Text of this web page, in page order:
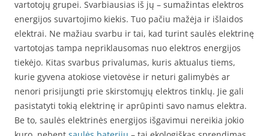
vartotojų grupei. Svarbiausias iš jų – sumažintas elektros
energijos suvartojimo kiekis. Tuo pačiu mažėja ir išlaidos
elektrai. Ne mažiau svarbu ir tai, kad turint saulės elektrinę
vartotojas tampa nepriklausomas nuo elektros energijos
tiekėjo. Kitas svarbus privalumas, kuris aktualus tiems,
kurie gyvena atokiose vietovėse ir neturi galimybės ar
nenori prisijungti prie skirstomųjų elektros tinklų. Jie gali
pasistatyti tokią elektrinę ir aprūpinti savo namus elektra.
Be to, saulės elektrinės energijos išgavimui nereikia jokio